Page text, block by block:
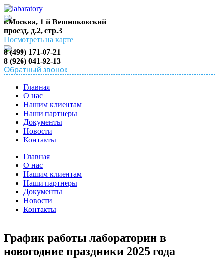
г.Москва, 1-й Вешняковский
проезд, д.2, стр.3
Посмотреть на карте
8 (499) 171-07-21
8 (926) 041-92-13
Обратный звонок
Главная
О нас
Нашим клиентам
Наши партнеры
Документы
Новости
Контакты
Главная
О нас
Нашим клиентам
Наши партнеры
Документы
Новости
Контакты
График работы лаборатории в
новогодние праздники 2025 года